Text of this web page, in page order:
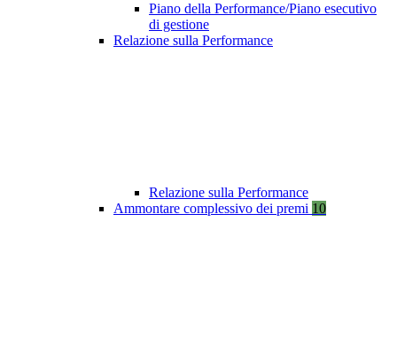
Piano della Performance/Piano esecutivo
di gestione
Relazione sulla Performance
Relazione sulla Performance
Ammontare complessivo dei premi 10